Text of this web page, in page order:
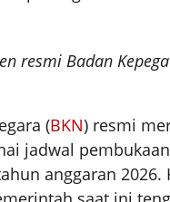
resmi Badan
(BKN) resmi
jadwal
anggaran 2026.